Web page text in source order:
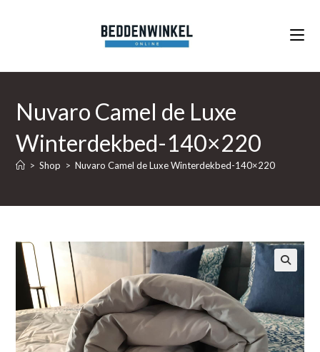
Nuvaro Camel de Luxe
Winterdekbed-140×220
> Shop > Nuvaro Camel de Luxe Winterdekbed-140×220